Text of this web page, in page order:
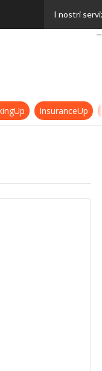
I nostri
InsuranceUp